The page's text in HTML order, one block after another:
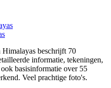
beschrijft 70
informatie, tekeningen,
basisinformatie over 55
Veel prachtige foto's.